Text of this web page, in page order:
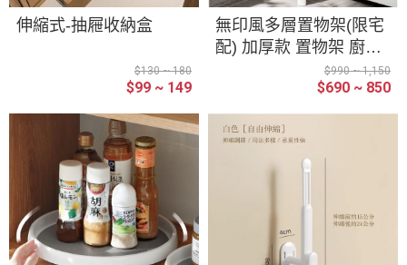
伸縮式-抽屜收納盒
$130 ~ 180
$99 ~ 149
無印風多層置物架(限宅
配) 加厚款 置物架 廚房
落地 臥室 多層 嬰兒 浴
室 收納 儲物架
$990 ~ 1,150
$690 ~ 850